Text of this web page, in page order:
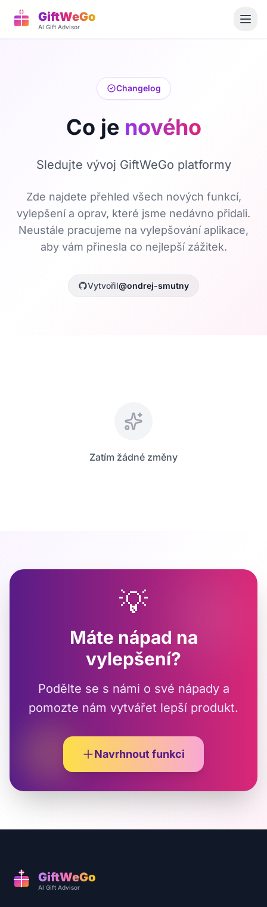
GiftWeGo
AI Gift Advisor
Changelog
Co je nového
Sledujte vývoj GiftWeGo platformy
Zde najdete přehled všech nových funkcí,
vylepšení a oprav, které jsme nedávno přidali.
Neustále pracujeme na vylepšování aplikace,
aby vám přinesla co nejlepší zážitek.
Vytvořil@ondrej-smutny
Zatím žádné změny
💡
Máte nápad na
vylepšení?
Podělte se s námi o své nápady a
pomozte nám vytvářet lepší produkt.
Navrhnout funkci
GiftWeGo
AI Gift Advisor